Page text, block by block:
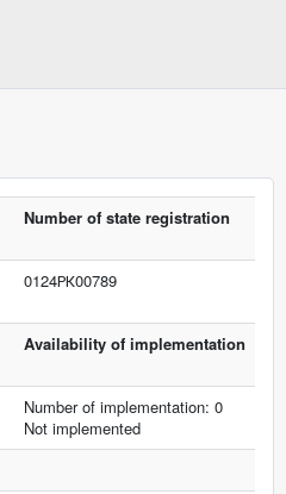
Number of state registration
0124РК00789
Availability of implementation
Number of implementation: 0
Not implemented